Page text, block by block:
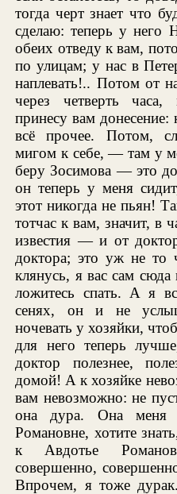
тогда черт знает что
сделаю: теперь у него
обеих отведу к вам,
по улицам; у нас в
наплевать!.. Потом от
через четверть
принесу вам донесение:
всё прочее. Потом,
мигом к себе, — там у
беру Зосимова — это
он теперь у меня
этот никогда не пьян!
тотчас к вам, значит, в
известия — и от
доктора; это уж не то
клянусь, я вас сам
ложитесь спать. А я
сенях, он и не
ночевать у хозяйки,
для него теперь
доктор полезнее,
домой! А к хозяйке
вам невозможно: не
она дура. Она меня
Романовне, хотите
к Авдотье
совершенно,
Впрочем, я тоже